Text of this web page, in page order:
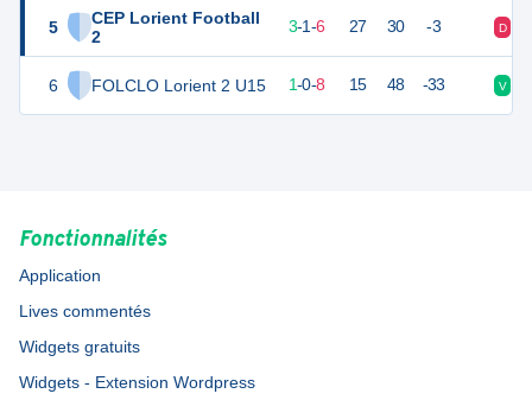
5
CEP Lorient Football
2
6 FOLCLO Lorient 2 U15
10 10 3-1-6 27 30 -3 D
3 9 1-0-8 15 48 -33 V
Fonctionnalités
Application
Lives commentés
Widgets gratuits
Widgets - Extension Wordpress